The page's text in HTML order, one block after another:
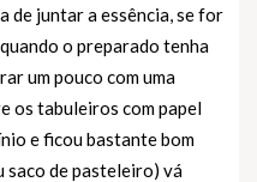
de juntar a essência, se for
o preparado tenha
um pouco com uma
os tabuleiros com papel
e ficou bastante bom
saco de pasteleiro) vá